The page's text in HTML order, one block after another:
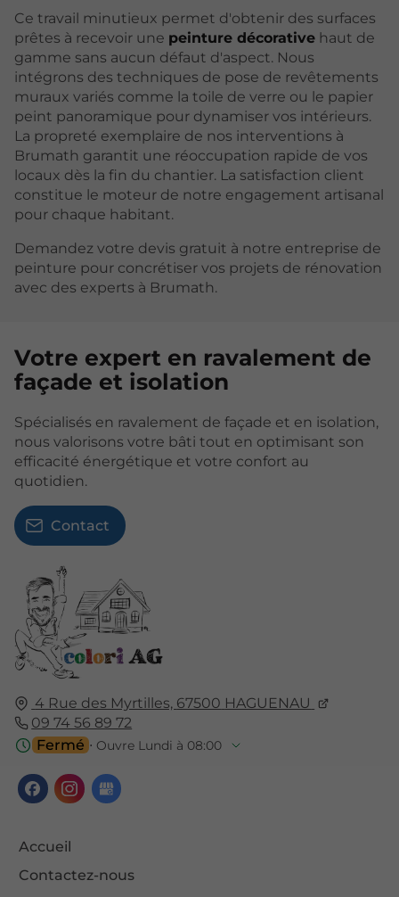
Ce travail minutieux permet d'obtenir des surfaces
prêtes à recevoir une peinture décorative haut de
gamme sans aucun défaut d'aspect. Nous
intégrons des techniques de pose de revêtements
muraux variés comme la toile de verre ou le papier
peint panoramique pour dynamiser vos intérieurs.
La propreté exemplaire de nos interventions à
Brumath garantit une réoccupation rapide de vos
locaux dès la fin du chantier. La satisfaction client
constitue le moteur de notre engagement artisanal
pour chaque habitant.
Demandez votre devis gratuit à notre entreprise de
peinture pour concrétiser vos projets de rénovation
avec des experts à Brumath.
4 Rue des Myrtilles, 67500 HAGUENAU
09 74 56 89 72
Fermé ⋅ Ouvre Lundi à 08:00
Accueil
Contactez-nous
Votre expert en ravalement de
façade et isolation
Spécialisés en ravalement de façade et en isolation,
nous valorisons votre bâti tout en optimisant son
efficacité énergétique et votre confort au
quotidien.
Contact